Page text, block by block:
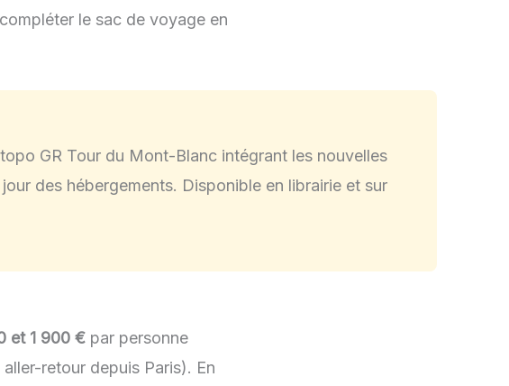
le sac de voyage en
GR Tour du Mont-Blanc intégrant les nouvelles
des hébergements. Disponible en librairie et sur
et 1 900 € par personne
retour depuis Paris). En